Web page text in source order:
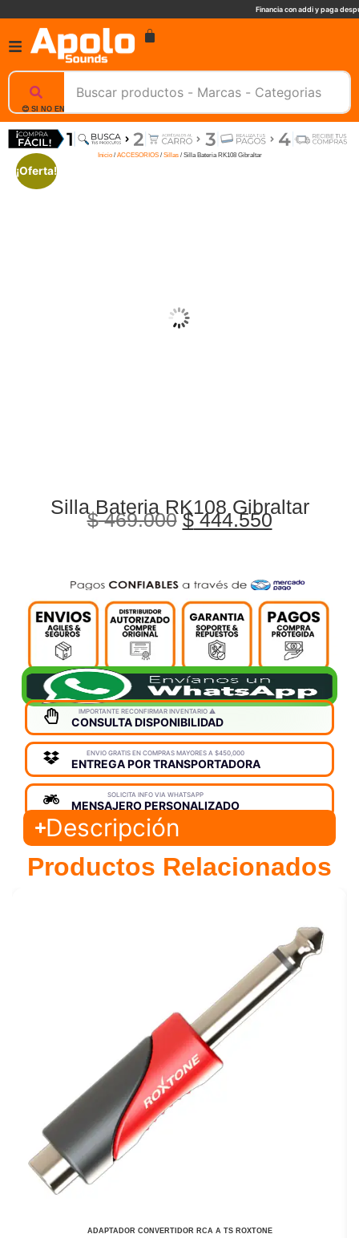
Financia con addi y paga
😊 SI NO ENCUENTRAS UN PRODUCTO, NOSOTROS TE AYUDAMOS, ESCRIBENOS. 📲
Inicio/ ACCESORIOS/ Sillas/ Silla Bateria RK108 Gibraltar
¡Oferta!
Silla Bateria RK108 Gibraltar
$469.000 $444.550
IMPORTANTE RECONFIRMAR INVENTARIO ⚠️
CONSULTA DISPONIBILIDAD
ENVIO GRATIS EN COMPRAS MAYORES A $450,000
ENTREGA POR TRANSPORTADORA
SOLICITA INFO VIA WHATSAPP
MENSAJERO PERSONALIZADO
Descripción
Productos Relacionados
ADAPTADOR CONVERTIDOR RCA A TS ROXTONE